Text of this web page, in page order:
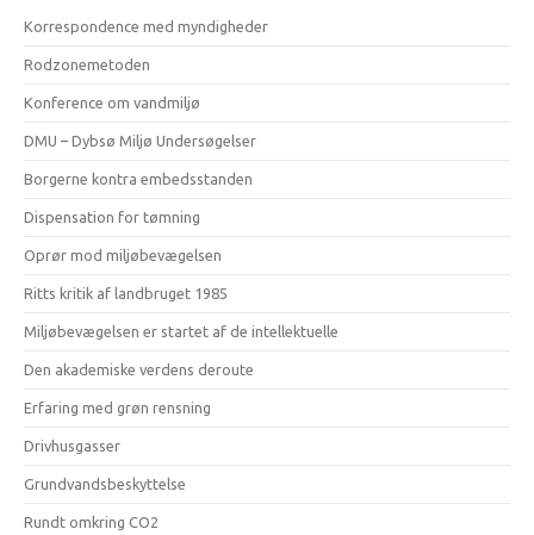
Korrespondence med myndigheder
Rodzonemetoden
Konference om vandmiljø
DMU – Dybsø Miljø Undersøgelser
Borgerne kontra embedsstanden
Dispensation for tømning
Oprør mod miljøbevægelsen
Ritts kritik af landbruget 1985
Miljøbevægelsen er startet af de intellektuelle
Den akademiske verdens deroute
Erfaring med grøn rensning
Drivhusgasser
Grundvandsbeskyttelse
Rundt omkring CO2